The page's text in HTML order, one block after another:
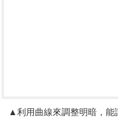
▲利用曲線來調整明暗，能